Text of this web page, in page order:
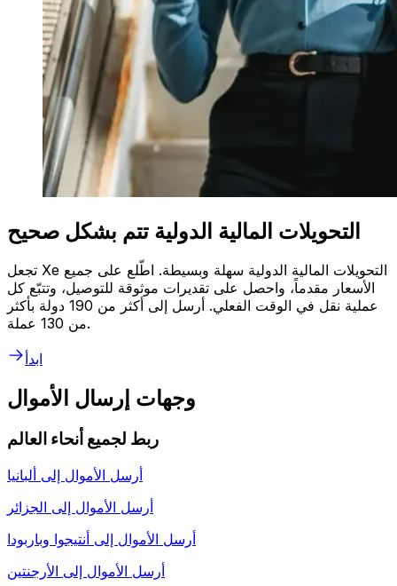
التحويلات المالية الدولية تتم بشكل صحيح
تجعل Xe التحويلات المالية الدولية سهلة وبسيطة. اطّلع على جميع
الأسعار مقدماً، واحصل على تقديرات موثوقة للتوصيل، وتتبّع كل
عملية نقل في الوقت الفعلي. أرسل إلى أكثر من 190 دولة بأكثر
من 130 عملة.
ابدأ
وجهات إرسال الأموال
ربط لجميع أنحاء العالم
أرسل الأموال إلى ألبانيا
أرسل الأموال إلى الجزائر
أرسل الأموال إلى أنتيجوا وباربودا
أرسل الأموال إلى الأرجنتين